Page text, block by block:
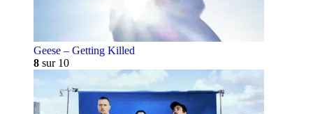
Geese – Getting Killed
8 sur 10